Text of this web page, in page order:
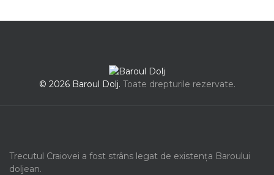
© 2026 Baroul Dolj. Toate drepturile rezervate.
Trecutul Craiovei a fost strâns legat de existența Baroului
doljean.